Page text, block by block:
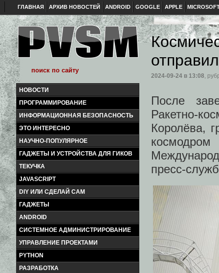
ГЛАВНАЯ АРХИВ НОВОСТЕЙ ANDROID GOOGLE APPLE
НОВОСТИ
ПРОГРАММИРОВАНИЕ
ИНФОРМАЦИОННАЯ БЕЗОПАСНОСТЬ
ЭТО ИНТЕРЕСНО
НАУЧНО-ПОПУЛЯРНОЕ
ГАДЖЕТЫ И УСТРОЙСТВА ДЛЯ ГИКОВ
ТЕКУЧКА
JAVASCRIPT
DIY ИЛИ СДЕЛАЙ САМ
ГАДЖЕТЫ
ANDROID
СИСТЕМНОЕ АДМИНИСТРИРОВАНИЕ
УПРАВЛЕНИЕ ПРОЕКТАМИ
PYTHON
РАЗРАБОТКА
2024-09-24 в 13:08,
После
Ракетно-
Королёва,
пресс-